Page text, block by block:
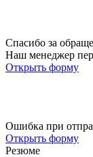
Спасибо за
Наш менеджер
Открыть форму
Ошибка при
Открыть форму
Резюме